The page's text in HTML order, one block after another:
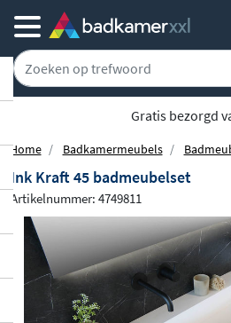
Gratis bezorgd
Home Badkamermeubels
Ink Kraft 45 badmeubelset
Artikelnummer: 4749811